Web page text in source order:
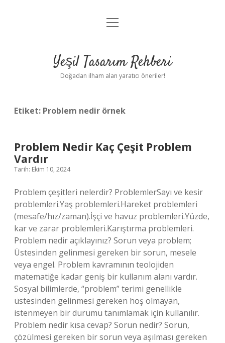
Anasayfa
Yasal Uyarı
menüyü
Yeşil Tasarım Rehberi
Doğadan ilham alan yaratıcı öneriler!
Etiket: Problem nedir örnek
Problem Nedir Kaç Çeşit Problem
Vardır
Tarih: Ekim 10, 2024
Problem çeşitleri nelerdir? ProblemlerSayı ve kesir
problemleri.Yaş problemleri.Hareket problemleri
(mesafe/hız/zaman).İşçi ve havuz problemleri.Yüzde,
kar ve zarar problemleri.Karıştırma problemleri.
Problem nedir açıklayınız? Sorun veya problem;
Üstesinden gelinmesi gereken bir sorun, mesele
veya engel. Problem kavramının teolojiden
matematiğe kadar geniş bir kullanım alanı vardır.
Sosyal bilimlerde, “problem” terimi genellikle
üstesinden gelinmesi gereken hoş olmayan,
istenmeyen bir durumu tanımlamak için kullanılır.
Problem nedir kısa cevap? Sorun nedir? Sorun,
çözülmesi gereken bir sorun veya aşılması gereken